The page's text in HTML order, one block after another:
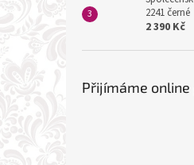
2241 černé
2 390 Kč
Přijímáme